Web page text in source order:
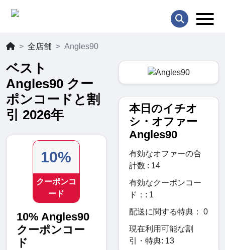
全店舗 Angles90
ベスト
Angles90 クー
ポンコードと割
引 2026年
10%
クーポンコ
ード
10% Angles90
クーポンコー
ド
本日のイチオ
シ・オファー
Angles90
有効なオファーの合
計数 : 14
有効なクーポンコー
ド：: 1
配送に関する特典： 0
現在利用可能な割
引・特典: 13